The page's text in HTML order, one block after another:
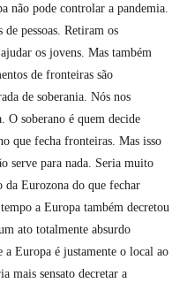
não pode controlar a pandemia.
pessoas. Retiram os
os jovens. Mas também
de fronteiras são
de soberania. Nós nos
O soberano é quem decide
que fecha fronteiras. Mas isso
serve para nada. Seria muito
da Eurozona do que fechar
a Europa também decretou
ato totalmente absurdo
a Europa é justamente o local ao
mais sensato decretar a